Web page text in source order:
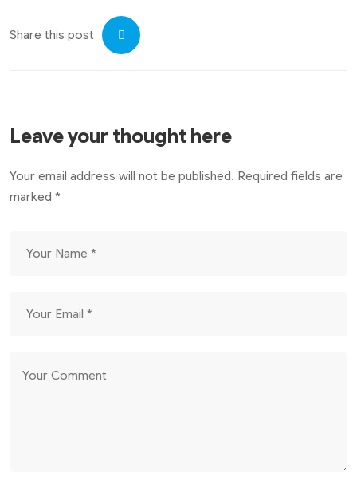
Share this post
Leave your thought here
Your email address will not be published. Required fields are
marked *